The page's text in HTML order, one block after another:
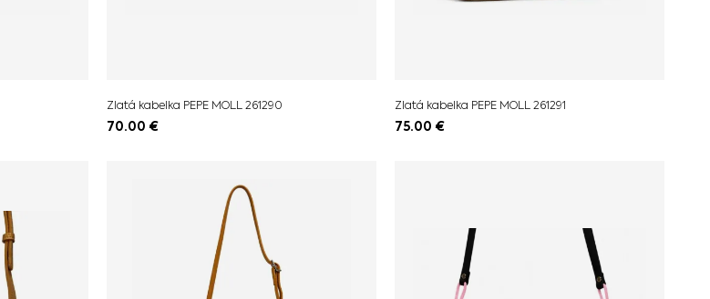
Zlatá kabelka PEPE MOLL 261290
70.00 €
Zlatá kabelka PEPE MOLL 261291
75.00 €